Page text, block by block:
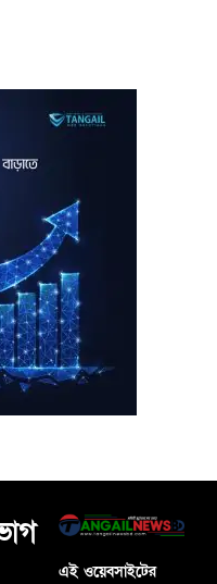
এই ওয়েবসাইটের